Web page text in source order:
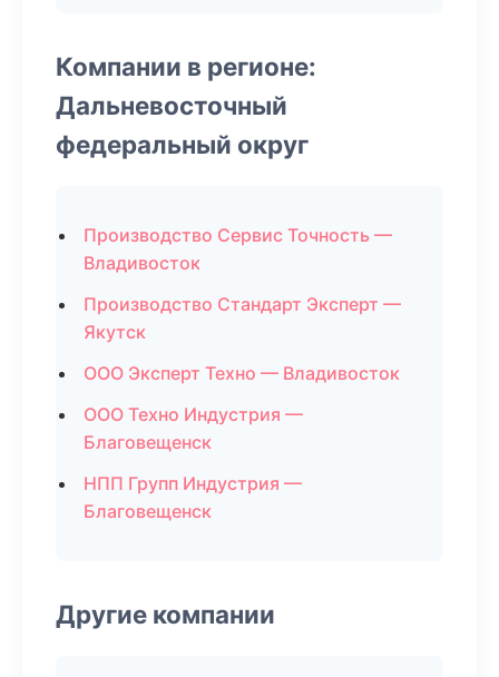
Компании в регионе:
Дальневосточный
федеральный округ
Производство Сервис Точность —
Владивосток
Производство Стандарт Эксперт —
Якутск
ООО Эксперт Техно — Владивосток
ООО Техно Индустрия —
Благовещенск
НПП Групп Индустрия —
Благовещенск
Другие компании